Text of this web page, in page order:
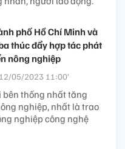
phố Hồ Chí Minh và
thúc đẩy hợp tác phát
nông nghiệp
12/05/2023 11:00’
bên thống nhất tăng
nghiệp, nhất là trao
nghiệp công nghệ